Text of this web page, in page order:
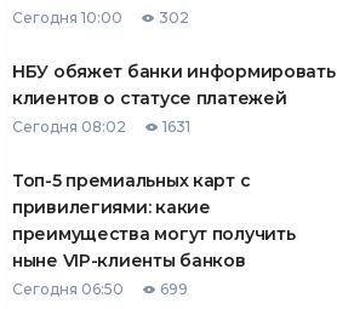
СТРАХОВАНИЮ
ВСЕ СТРАХОВЫЕ ПОЛИСЫ
ОТЗЫВЫ О СТРАХОВЫХ
КОМПАНИЯХ
Сегодня 10:00 302
НБУ обяжет банки информировать
клиентов о статусе платежей
Сегодня 08:02 1631
Топ-5 премиальных карт с
привилегиями: какие
преимущества могут получить
ныне VIP-клиенты банков
Сегодня 06:50 699